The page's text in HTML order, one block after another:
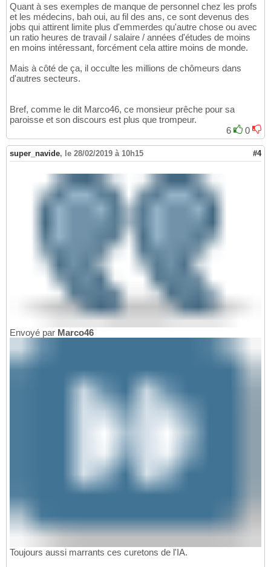
Quant à ses exemples de manque de personnel chez les profs
et les médecins, bah oui, au fil des ans, ce sont devenus des
jobs qui attirent limite plus d'emmerdes qu'autre chose ou avec
un ratio heures de travail / salaire / années d'études de moins
en moins intéressant, forcément cela attire moins de monde.
Mais à côté de ça, il occulte les millions de chômeurs dans
d'autres secteurs.
Bref, comme le dit Marco46, ce monsieur prêche pour sa
paroisse et son discours est plus que trompeur.
6
0
super_navide, le 28/02/2019 à 10h15 #4
Envoyé par Marco46
Toujours aussi marrants ces curetons de l'IA.